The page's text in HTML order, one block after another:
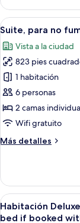
fumadores,
en
esquina
(Access
to
Club
Lounge,
29-
31F)
Club,
cama
size,
para
no
fumadores,
en
esquina
(Access
to
Lounge,
Abrir
todas
las
fotos
de
Suite,
para
no
fumadores
(Park,
7
Suite, para no
Vista a la ciudad
823 pies
1 habitación
6 personas
2 camas
Wifi gratuito
Más detalles
Más
para
no
fumadores
(Park,
Abrir
todas
11
Habitación
bed if booked